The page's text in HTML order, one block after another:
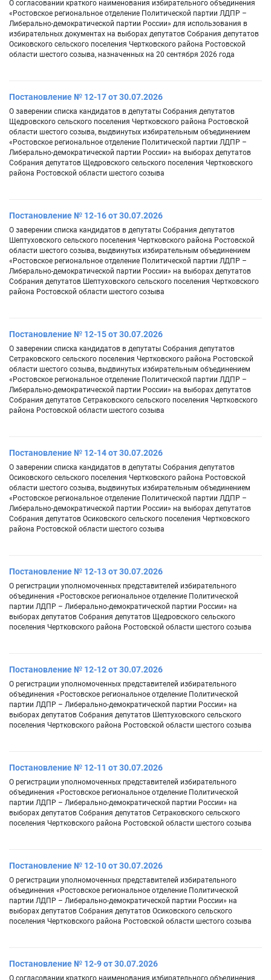
О согласовании краткого наименования избирательного объединения
«Ростовское региональное отделение Политической партии ЛДПР –
Либерально-демократической партии России» для использования в
избирательных документах на выборах депутатов Собрания депутатов
Осиковского сельского поселения Чертковского района Ростовской
области шестого созыва, назначенных на 20 сентября 2026 года
Постановление № 12-17 от 30.07.2026
О заверении списка кандидатов в депутаты Собрания депутатов
Щедровского сельского поселения Чертковского района Ростовской
области шестого созыва, выдвинутых избирательным объединением
«Ростовское региональное отделение Политической партии ЛДПР –
Либерально-демократической партии России» на выборах депутатов
Собрания депутатов Щедровского сельского поселения Чертковского
района Ростовской области шестого созыва
Постановление № 12-16 от 30.07.2026
О заверении списка кандидатов в депутаты Собрания депутатов
Шептуховского сельского поселения Чертковского района Ростовской
области шестого созыва, выдвинутых избирательным объединением
«Ростовское региональное отделение Политической партии ЛДПР –
Либерально-демократической партии России» на выборах депутатов
Собрания депутатов Шептуховского сельского поселения Чертковского
района Ростовской области шестого созыва
Постановление № 12-15 от 30.07.2026
О заверении списка кандидатов в депутаты Собрания депутатов
Сетраковского сельского поселения Чертковского района Ростовской
области шестого созыва, выдвинутых избирательным объединением
«Ростовское региональное отделение Политической партии ЛДПР –
Либерально-демократической партии России» на выборах депутатов
Собрания депутатов Сетраковского сельского поселения Чертковского
района Ростовской области шестого созыва
Постановление № 12-14 от 30.07.2026
О заверении списка кандидатов в депутаты Собрания депутатов
Осиковского сельского поселения Чертковского района Ростовской
области шестого созыва, выдвинутых избирательным объединением
«Ростовское региональное отделение Политической партии ЛДПР –
Либерально-демократической партии России» на выборах депутатов
Собрания депутатов Осиковского сельского поселения Чертковского
района Ростовской области шестого созыва
Постановление № 12-13 от 30.07.2026
О регистрации уполномоченных представителей избирательного
объединения «Ростовское региональное отделение Политической
партии ЛДПР – Либерально-демократической партии России» на
выборах депутатов Собрания депутатов Щедровского сельского
поселения Чертковского района Ростовской области шестого созыва
Постановление № 12-12 от 30.07.2026
О регистрации уполномоченных представителей избирательного
объединения «Ростовское региональное отделение Политической
партии ЛДПР – Либерально-демократической партии России» на
выборах депутатов Собрания депутатов Шептуховского сельского
поселения Чертковского района Ростовской области шестого созыва
Постановление № 12-11 от 30.07.2026
О регистрации уполномоченных представителей избирательного
объединения «Ростовское региональное отделение Политической
партии ЛДПР – Либерально-демократической партии России» на
выборах депутатов Собрания депутатов Сетраковского сельского
поселения Чертковского района Ростовской области шестого созыва
Постановление № 12-10 от 30.07.2026
О регистрации уполномоченных представителей избирательного
объединения «Ростовское региональное отделение Политической
партии ЛДПР – Либерально-демократической партии России» на
выборах депутатов Собрания депутатов Осиковского сельского
поселения Чертковского района Ростовской области шестого созыва
Постановление № 12-9 от 30.07.2026
О согласовании краткого наименования избирательного объединения